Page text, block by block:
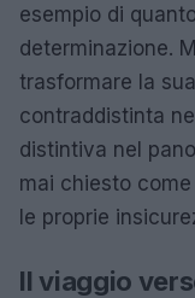
esempio di
determinazione.
trasformare la
contraddistinta
distintiva nel
mai chiesto
le proprie
Il viaggio